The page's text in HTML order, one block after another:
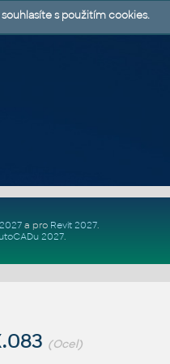
a pro Revit 2027.
2027.
(Ocel)
s použitím cookies.